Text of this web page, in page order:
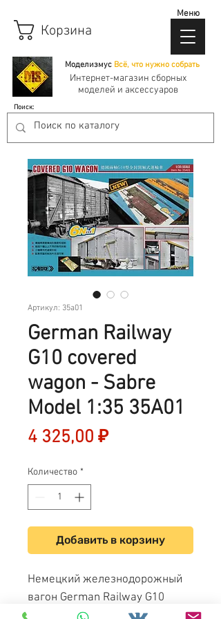
Моделизмус Всё, что нужно собрать
Корзина
Интернет-магазин сборных
моделей и аксессуаров
Поиск:
Меню
Артикул: 35a01
German Railway
G10 covered
wagon - Sabre
Model 1:35 35A01
4 325,00 ₽Цена
Количество *
Добавить в корзину
Немецкий железнодорожный
вагон German Railway G10
covered wagon - Sabre Model